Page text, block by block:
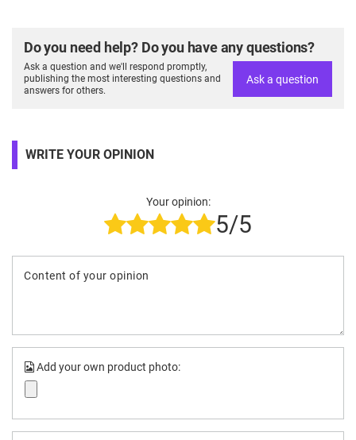
Do you need help? Do you have any questions?
Ask a question and we'll respond promptly,
publishing the most interesting questions and
answers for others.
Ask a question
WRITE YOUR OPINION
Your opinion:
5/5
Content of your opinion
Add your own product photo: